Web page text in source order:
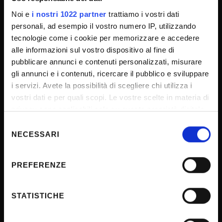
Noi e i nostri 1022 partner trattiamo i vostri dati
personali, ad esempio il vostro numero IP, utilizzando
tecnologie come i cookie per memorizzare e accedere
alle informazioni sul vostro dispositivo al fine di
pubblicare annunci e contenuti personalizzati, misurare
gli annunci e i contenuti, ricercare il pubblico e sviluppare
i servizi. Avete la possibilità di scegliere chi utilizza i
vostri dati e per quali scopi. Le vostre scelte in materia di
privacy sono applicabili solo su questa proprietà digitale
modificare o revocare il proprio consenso in qualsiasi
momento dalla Dichiarazione sui cookie o facendo clic
raccogliere informazioni sulla tua posizione
geografica, con un'approssimazione di qualche
delNECESSARI
PREFERENZE
STATISTICHE
Sponsorizzazioni e donazioni
Events
Support us
Firma Elettronica Avanzata
SPID
Accessibilità
CONTACTS
URP - Ufficio Relazioni con il pubblico